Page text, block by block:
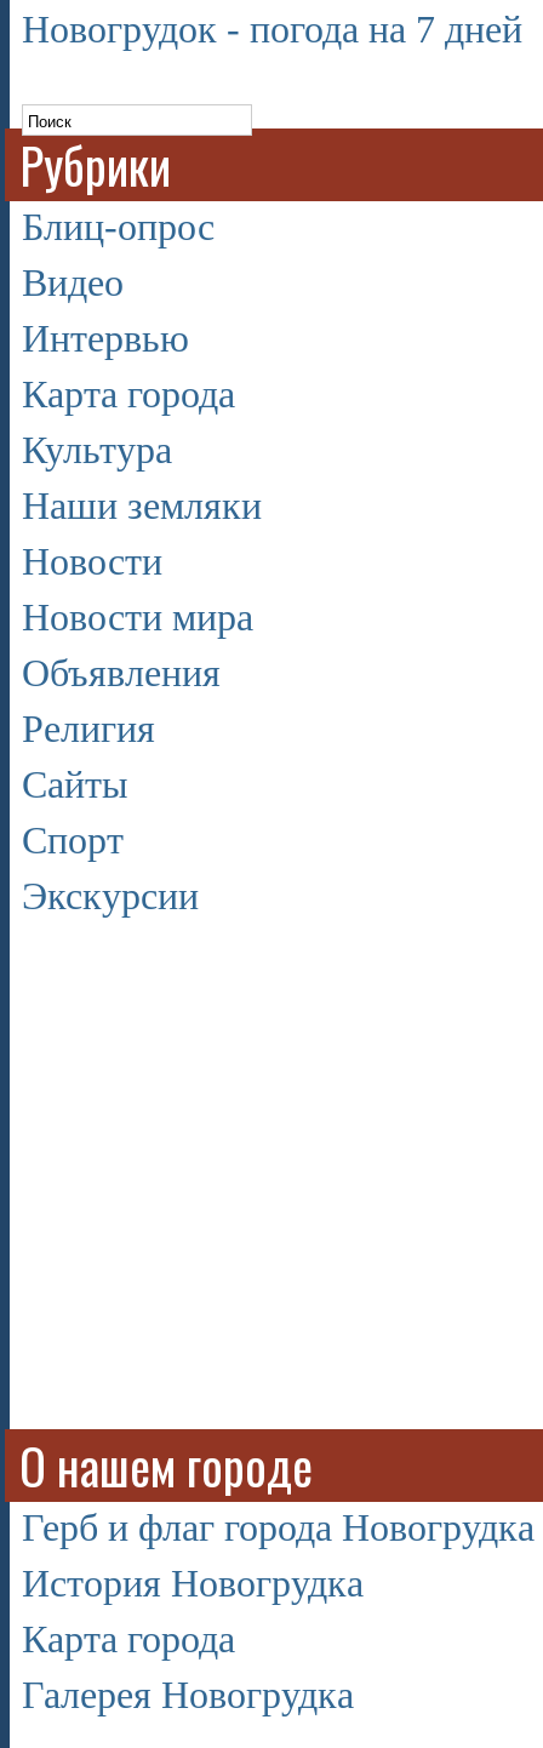
Новогрудок - погода на 7 дней
Рубрики
Блиц-опрос
Видео
Интервью
Карта города
Культура
Наши земляки
Новости
Новости мира
Объявления
Религия
Сайты
Спорт
Экскурсии
О нашем городе
Герб и флаг города Новогрудка
История Новогрудка
Карта города
Галерея Новогрудка